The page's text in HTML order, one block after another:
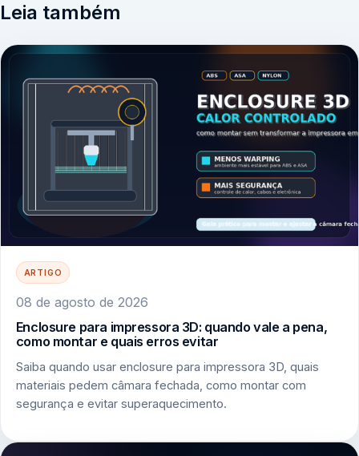
Leia também
ARTIGO
08 de agosto de 2026
Enclosure para impressora 3D: quando vale a pena,
como montar e quais erros evitar
Saiba quando usar enclosure para impressora 3D, quais
materiais pedem câmara fechada, como montar com
segurança e evitar superaquecimento.